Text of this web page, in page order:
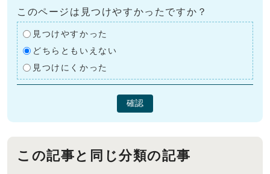
このページは見つけやすかったですか？
見つけやすかった
どちらともいえない
見つけにくかった
確認
この記事と同じ分類の記事